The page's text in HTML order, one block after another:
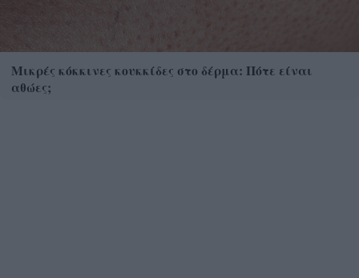
Μικρές κόκκινες κουκκίδες στο δέρμα: Πότε είναι
αθώες;